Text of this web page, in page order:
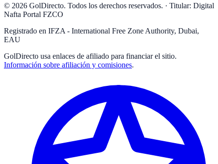
© 2026 GolDirecto. Todos los derechos reservados. · Titular: Digital
Nafta Portal FZCO
Registrado en IFZA - International Free Zone Authority, Dubai,
EAU
GolDirecto usa enlaces de afiliado para financiar el sitio.
Información sobre afiliación y comisiones.